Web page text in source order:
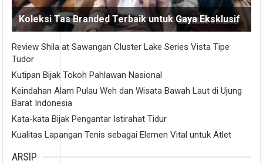
Koleksi Tas Branded Terbaik untuk Gaya Eksklusif
Review Shila at Sawangan Cluster Lake Series Vista Tipe
Tudor
Kutipan Bijak Tokoh Pahlawan Nasional
Keindahan Alam Pulau Weh dan Wisata Bawah Laut di Ujung
Barat Indonesia
Kata-kata Bijak Pengantar Istirahat Tidur
Kualitas Lapangan Tenis sebagai Elemen Vital untuk Atlet
ARSIP